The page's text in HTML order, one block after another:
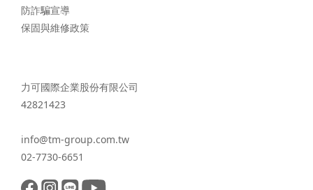
防詐騙宣導
保固與維修政策
力可國際企業股份有限公司
42821423
info@tm-group.com.tw
02-7730-6651